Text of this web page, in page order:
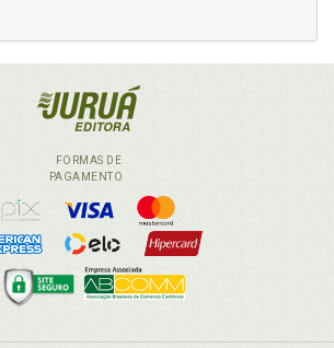
FORMAS DE
PAGAMENTO